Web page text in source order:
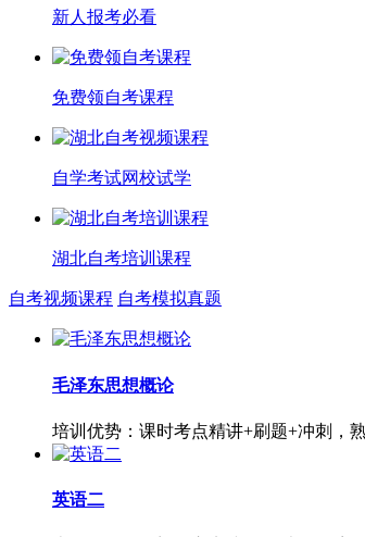
新人报考必看
免费领自考课程
自学考试网校试学
湖北自考培训课程
自考视频课程 自考模拟真题
毛泽东思想概论
培训优势：课时考点精讲+刷题+冲刺，
英语二